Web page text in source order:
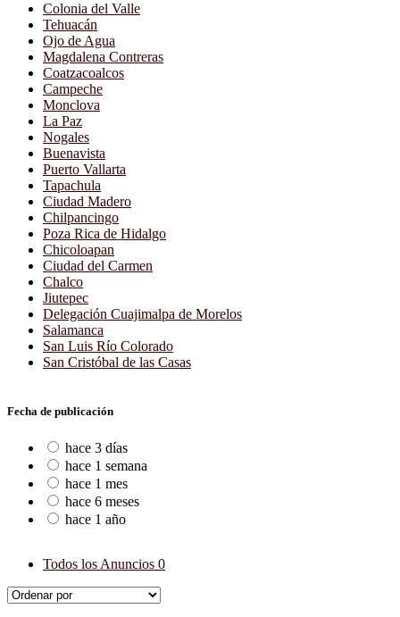
Colonia del Valle
Tehuacán
Ojo de Agua
Magdalena Contreras
Coatzacoalcos
Campeche
Monclova
La Paz
Nogales
Buenavista
Puerto Vallarta
Tapachula
Ciudad Madero
Chilpancingo
Poza Rica de Hidalgo
Chicoloapan
Ciudad del Carmen
Chalco
Jiutepec
Delegación Cuajimalpa de Morelos
Salamanca
San Luis Río Colorado
San Cristóbal de las Casas
Fecha de publicación
hace 3 días
hace 1 semana
hace 1 mes
hace 6 meses
hace 1 año
Todos los Anuncios 0